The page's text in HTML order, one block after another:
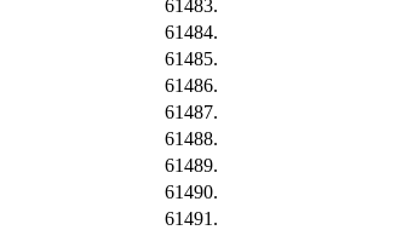
61483.
61484.
61485.
61486.
61487.
61488.
61489.
61490.
61491.